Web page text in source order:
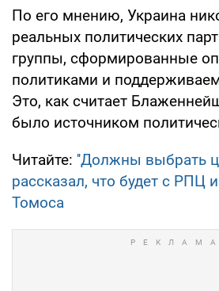
По его мнению, Украина
реальных политических
группы, сформированные
политиками и
Это, как считает
было источником
Читайте: ''Должны выбрать
рассказал, что будет с РПЦ
Томоса